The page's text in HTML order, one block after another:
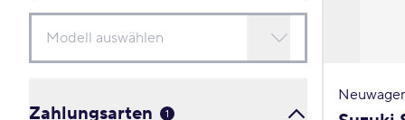
Zahlungsarten 1